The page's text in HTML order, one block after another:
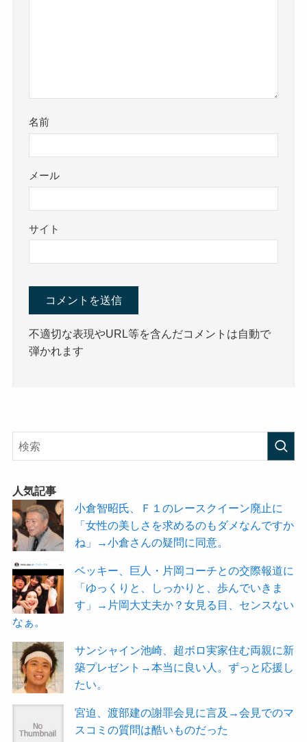
名前
メール
サイト
不適切な表現やURL等を含んだコメントは自動で
弾かれます
人気記事
小倉智昭氏、Ｆ１のレースクイーン廃止に
「女性の美しさを求めるのもダメなんですか
ね」→小倉さんの疑問に同意。
ベッキー、巨人・片岡コーチとの交際報道に
「ゆっくりと、しっかりと、歩んでいきま
す」→片岡大丈夫か？女見る目、センスない
なぁ。
サンシャイン池崎、超ボロ実家住む両親に新
築プレゼント→本当に良い人。ずっと応援し
たい。
宮迫、渡部建の謝罪会見に言及→会見でのマ
スコミの質問は酷いものだった